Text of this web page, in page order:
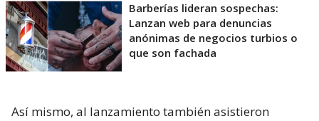
Barberías lideran sospechas:
Lanzan web para denuncias
anónimas de negocios turbios o
que son fachada
Así mismo, al lanzamiento también asistieron